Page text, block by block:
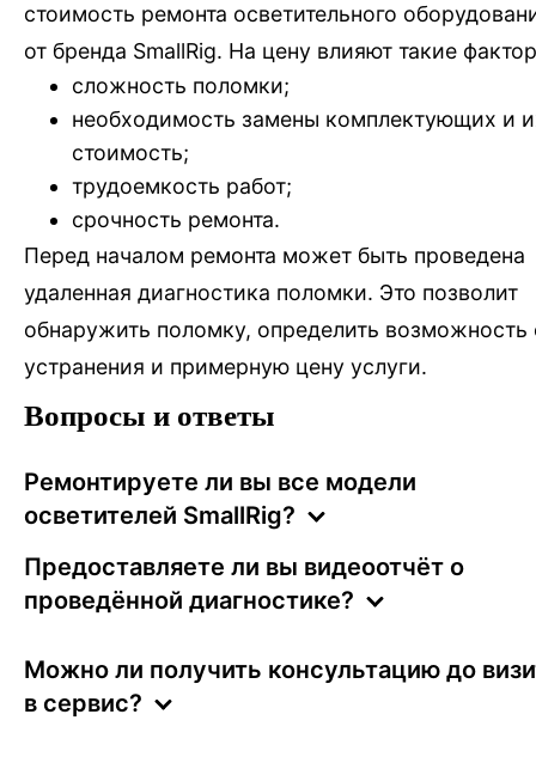
стоимость ремонта осветительного
от бренда SmallRig. На цену влияют такие
сложность поломки;
необходимость замены комплектующих и
стоимость;
трудоемкость работ;
срочность ремонта.
Перед началом ремонта может быть проведена
удаленная диагностика поломки. Это позволит
обнаружить поломку, определить возможность
устранения и примерную цену услуги.
Вопросы и ответы
Ремонтируете ли вы все модели
осветителей SmallRig?
Предоставляете ли вы видеоотчёт о
проведённой диагностике?
Можно ли получить консультацию до
в сервис?
Оставьте заявку
Мы свяжемся с вами в ближайшее время